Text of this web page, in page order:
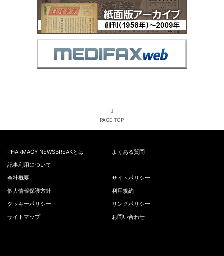
PAGE TOP
PHARMACY NEWSBREAKとは
よくある質問
記事利用について
会社概要
サイトポリシー
個人情報保護方針
利用規約
クッキーポリシー
リンクポリシー
サイトマップ
お問い合わせ